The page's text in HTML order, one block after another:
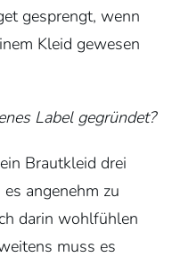
gesprengt, wenn
Kleid gewesen
Label gegründet?
Brautkleid drei
angenehm zu
darin wohlfühlen
muss es